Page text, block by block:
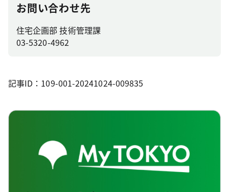
お問い合わせ先
住宅企画部 技術管理課
03-5320-4962
記事ID：109-001-20241024-009835